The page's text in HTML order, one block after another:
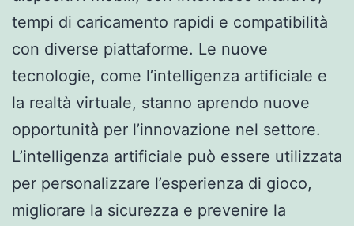
tempi di caricamento rapidi e compatibilità
con diverse piattaforme. Le nuove
tecnologie, come l’intelligenza artificiale e
la realtà virtuale, stanno aprendo nuove
opportunità per l’innovazione nel settore.
L’intelligenza artificiale può essere utilizzata
per personalizzare l’esperienza di gioco,
migliorare la sicurezza e prevenire la